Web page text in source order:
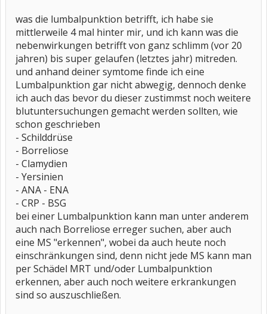
was die lumbalpunktion betrifft, ich habe sie
mittlerweile 4 mal hinter mir, und ich kann was die
nebenwirkungen betrifft von ganz schlimm (vor 20
jahren) bis super gelaufen (letztes jahr) mitreden.
und anhand deiner symtome finde ich eine
Lumbalpunktion gar nicht abwegig, dennoch denke
ich auch das bevor du dieser zustimmst noch weitere
blutuntersuchungen gemacht werden sollten, wie
schon geschrieben
- Schilddrüse
- Borreliose
- Clamydien
- Yersinien
- ANA - ENA
- CRP - BSG
bei einer Lumbalpunktion kann man unter anderem
auch nach Borreliose erreger suchen, aber auch
eine MS "erkennen", wobei da auch heute noch
einschränkungen sind, denn nicht jede MS kann man
per Schädel MRT und/oder Lumbalpunktion
erkennen, aber auch noch weitere erkrankungen
sind so auszuschließen.